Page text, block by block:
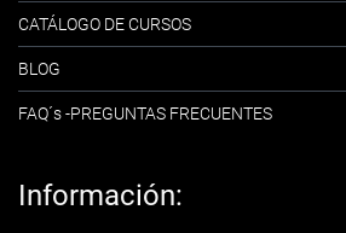
CATÁLOGO DE CURSOS
BLOG
FAQ´s -PREGUNTAS FRECUENTES
Información: